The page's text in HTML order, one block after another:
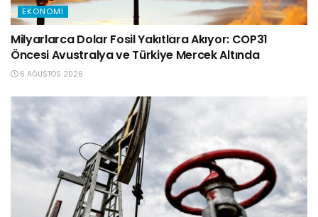
EKONOMI
Milyarlarca Dolar Fosil Yakıtlara Akıyor: COP31
Öncesi Avustralya ve Türkiye Mercek Altında
6 AĞUSTOS 2026